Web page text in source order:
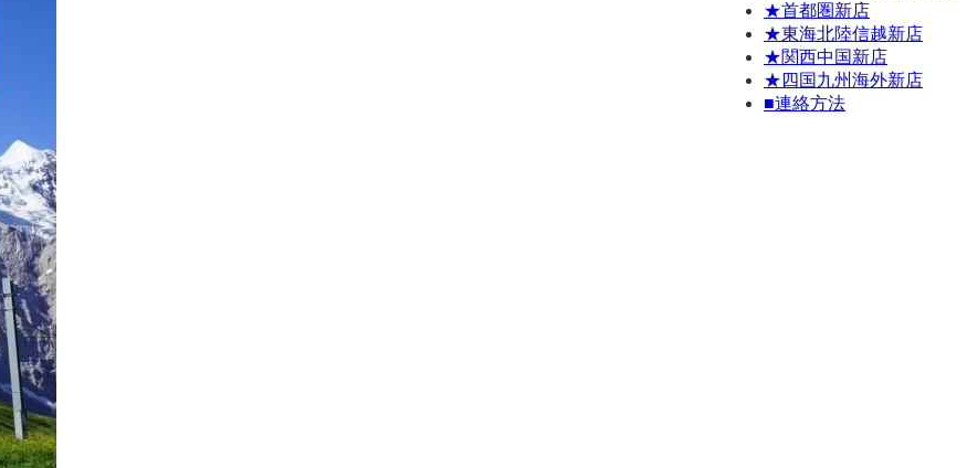
★首都圏新店
★東海北陸信越新店
★関西中国新店
★四国九州海外新店
■連絡方法